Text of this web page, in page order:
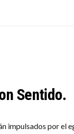
Sentido.
impulsados por el